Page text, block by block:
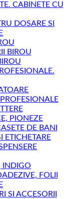
CABINETE CU
DOSARE SI
BIROU
PIONEZE
DE BANI
ETICHETARE
INDIGO
FOLII
SI ACCESORII